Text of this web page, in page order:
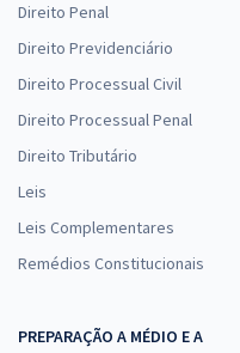
Direito Penal
Direito Previdenciário
Direito Processual Civil
Direito Processual Penal
Direito Tributário
Leis
Leis Complementares
Remédios Constitucionais
PREPARAÇÃO A MÉDIO E A